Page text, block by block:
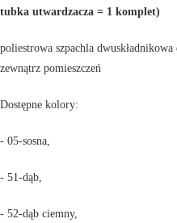
tubka utwardzacza = 1 komplet)
poliestrowa szpachla
zewnątrz pomieszczeń
Dostępne kolory:
- 05-sosna,
- 51-dąb,
- 52-dąb ciemny,